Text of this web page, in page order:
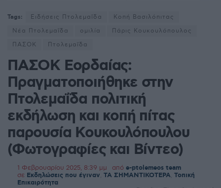
Tags: Ειδήσεις Πτολεμαΐδα
Κoπή Βασιλόπιτας
Νέα Πτολεμαΐδα
ομιλία
Πάρις Κουκουλόπουλος
ΠΑΣΟΚ
Πτολεμαΐδα
ΠΑΣΟΚ Εορδαίας:
Πραγματοποιήθηκε στην
Πτολεμαΐδα πολιτική
εκδήλωση και κοπή πίτας
παρουσία Κουκουλόπουλου
(Φωτογραφίες και Βίντεο)
1 Φεβρουαρίου 2025, 8:39 μμ από e-ptolemeos team
σε Εκδηλώσεις που έγιναν ΤΑ ΣΗΜΑΝΤΙΚΟΤΕΡΑ Τοπική
Επικαιρότητα